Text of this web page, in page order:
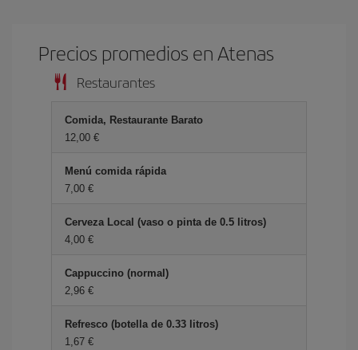
Precios promedios en Atenas
Restaurantes
Comida, Restaurante Barato
12,00 €
Menú comida rápida
7,00 €
Cerveza Local (vaso o pinta de 0.5 litros)
4,00 €
Cappuccino (normal)
2,96 €
Refresco (botella de 0.33 litros)
1,67 €